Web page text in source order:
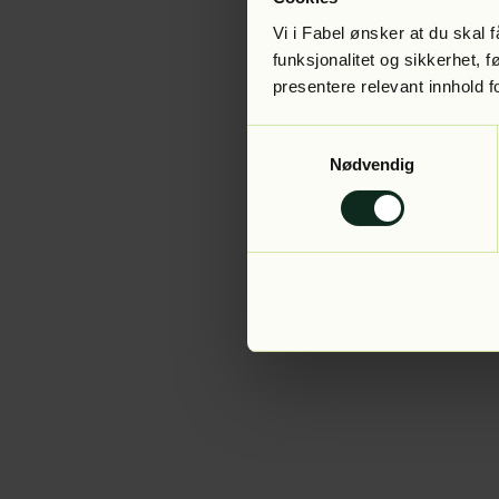
Vi i Fabel ønsker at du skal
funksjonalitet og sikkerhet,
presentere relevant innhold
Nødvendig
Application